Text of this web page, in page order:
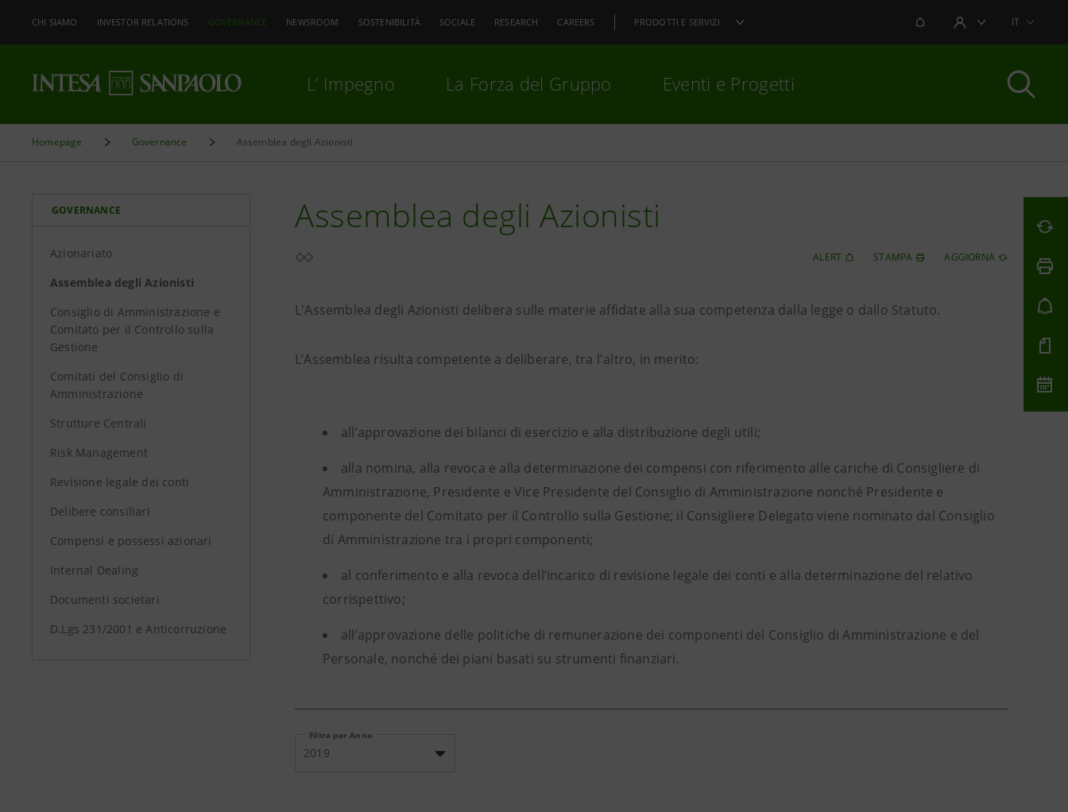
CHI SIAMO INVESTOR RELATIONS GOVERNANCE NEWSROOM SOSTENIBILITÀ SOCIALE RESEARCH CAREERS PRODOTTI E SERVIZI NOTIFICHEAREA UTENTEIT
L’ Impegno La Forza del Gruppo Eventi e Progetti
Homepage Governance Assemblea degli Azionisti
GOVERNANCE
Azionariato
Assemblea degli Azionisti
Consiglio di Amministrazione e
Comitato per il Controllo sulla
Gestione
Comitati del Consiglio di
Amministrazione
Strutture Centrali
Risk Management
Revisione legale dei conti
Delibere consiliari
Compensi e possessi azionari
Internal Dealing
Documenti societari
D.Lgs 231/2001 e Anticorruzione
Assemblea degli Azionisti
ALERT STAMPA AGGIORNA
L'Assemblea degli Azionisti delibera sulle materie affidate alla sua competenza dalla legge o dallo Statuto.
L’Assemblea risulta competente a deliberare, tra l'altro, in merito:
all’approvazione dei bilanci di esercizio e alla distribuzione degli utili;
alla nomina, alla revoca e alla determinazione dei compensi con riferimento alle cariche di Consigliere di
Amministrazione, Presidente e Vice Presidente del Consiglio di Amministrazione nonché Presidente e
componente del Comitato per il Controllo sulla Gestione; il Consigliere Delegato viene nominato dal Consiglio
di Amministrazione tra i propri componenti;
al conferimento e alla revoca dell’incarico di revisione legale dei conti e alla determinazione del relativo
corrispettivo;
all’approvazione delle politiche di remunerazione dei componenti del Consiglio di Amministrazione e del
Personale, nonché dei piani basati su strumenti finanziari.
Filtra per Anno
2019